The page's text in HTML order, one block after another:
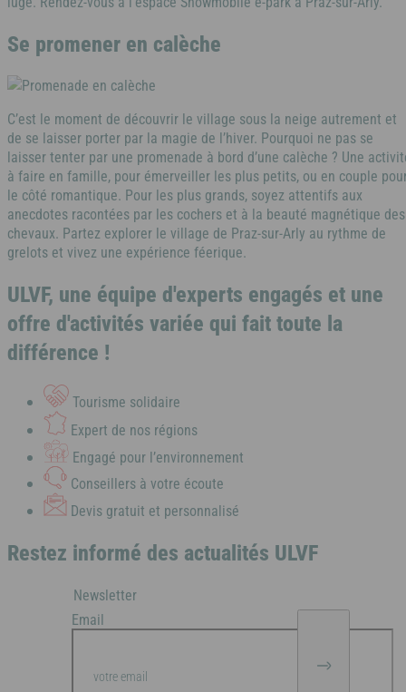
Languedoc
Corse
Côte d'Azur
Camargue
Côte d’Argent
Pays basque
Nord / Manche
Languedoc
Corse
Camargue
Se promener en calèche
C’est le moment de découvrir le village sous la neige autrement et
de se laisser porter par la magie de l’hiver. Pourquoi ne pas se
laisser tenter par une promenade à bord d’une calèche ? Une
à faire en famille, pour émerveiller les plus petits, ou en couple
le côté romantique. Pour les plus grands, soyez attentifs aux
anecdotes racontées par les cochers et à la beauté magnétique des
chevaux. Partez explorer le village de Praz-sur-Arly au rythme de
grelots et vivez une expérience féerique.
ULVF, une équipe d'experts engagés et une
offre d'activités variée qui fait toute la
différence !
Tourisme solidaire
Expert de nos régions
Engagé pour l’environnement
Conseillers à votre écoute
Devis gratuit et personnalisé
Restez informé des actualités ULVF
Newsletter
Email